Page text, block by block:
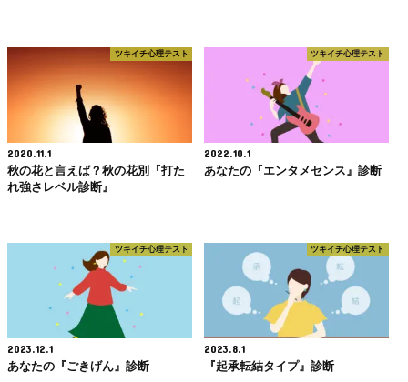
ツキイチ心理テスト
2020.11.1
秋の花と言えば？秋の花別『打た
れ強さレベル診断』
ツキイチ心理テスト
2022.10.1
あなたの『エンタメセンス』診断
ツキイチ心理テスト
2023.12.1
あなたの『ごきげん』診断
ツキイチ心理テスト
2023.8.1
『起承転結タイプ』診断